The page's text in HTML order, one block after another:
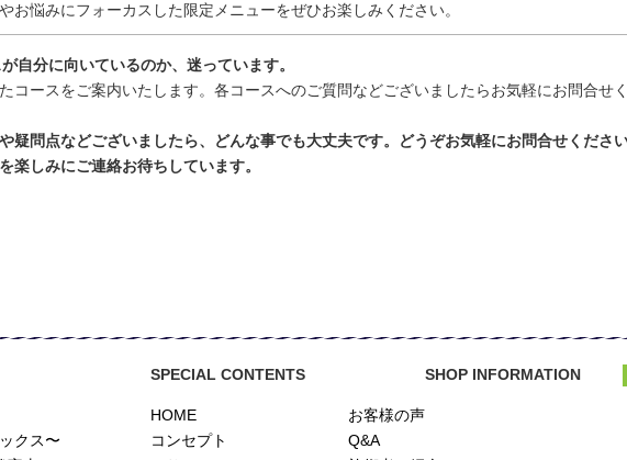
お悩みにフォーカスした限定メニューをぜひお楽しみください。
自分に向いているのか、迷っています。
コースをご案内いたします。各コースへのご質問などございましたらお気軽にお問合せく
疑問点などございましたら、どんな事でも大丈夫です。どうぞお気軽にお問合せください
楽しみにご連絡お待ちしています。
SPECIAL CONTENTS SHOP INFORMATION
クス〜
HOME
コンセプト
お客様の声
Q&A